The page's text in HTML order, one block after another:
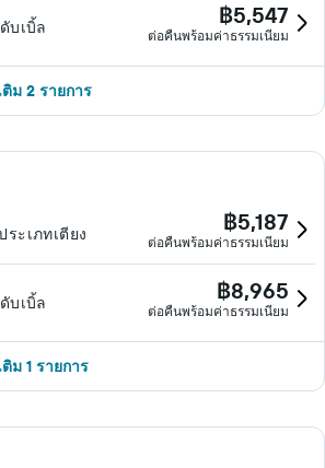
บเบิ้ล ฿5,547
ต่อคืนพร้อมค่าธรรมเนียม
ม 2 รายการ
ระเภทเตียง ฿5,187
ต่อคืนพร้อมค่าธรรมเนียม
บเบิ้ล ฿8,965
ต่อคืนพร้อมค่าธรรมเนียม
ม 1 รายการ